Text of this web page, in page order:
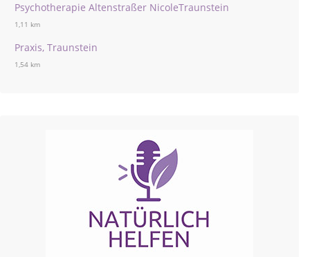
Psychotherapie Altenstraßer NicoleTraunstein
1,11 km
Praxis, Traunstein
1,54 km